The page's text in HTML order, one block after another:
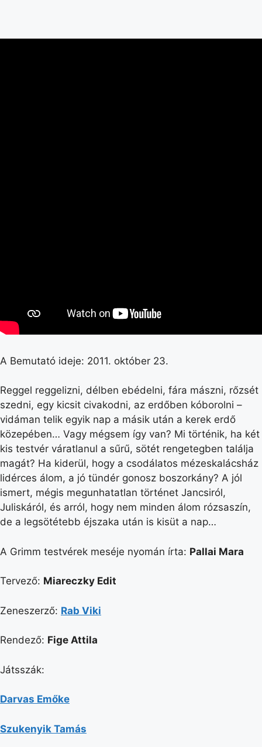
A Bemutató ideje: 2011. október 23.
Reggel reggelizni, délben ebédelni, fára mászni, rőzsét
szedni, egy kicsit civakodni, az erdőben kóborolni –
vidáman telik egyik nap a másik után a kerek erdő
közepében… Vagy mégsem így van? Mi történik, ha két
kis testvér váratlanul a sűrű, sötét rengetegben találja
magát? Ha kiderül, hogy a csodálatos mézeskalácsház
lidérces álom, a jó tündér gonosz boszorkány? A jól
ismert, mégis megunhatatlan történet Jancsiról,
Juliskáról, és arról, hogy nem minden álom rózsaszín,
de a legsötétebb éjszaka után is kisüt a nap…
A Grimm testvérek meséje nyomán írta: Pallai Mara
Tervező: Miareczky Edit
Zeneszerző: Rab Viki
Rendező: Fige Attila
Játsszák:
Darvas Emőke
Szukenyik Tamás